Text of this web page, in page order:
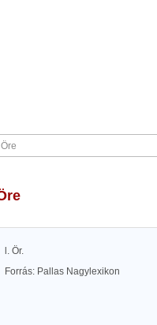
Öre
l. Ör.
Forrás: Pallas Nagylexikon